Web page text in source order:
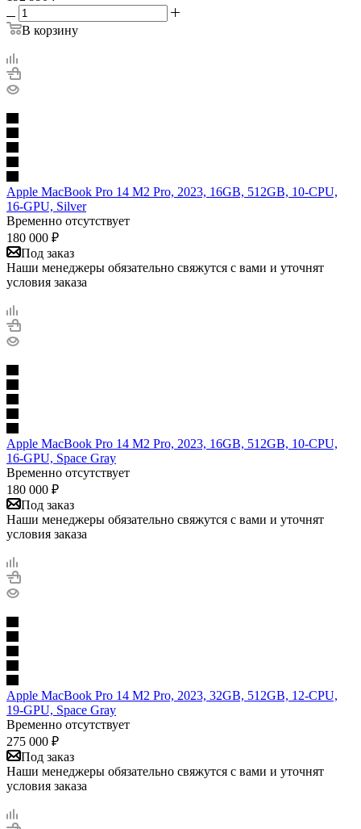
В корзину
Apple MacBook Pro 14 M2 Pro, 2023, 16GB, 512GB, 10-CPU,
16-GPU, Silver
Временно отсутствует
180 000 ₽
Под заказ
Наши менеджеры обязательно свяжутся с вами и уточнят
условия заказа
Apple MacBook Pro 14 M2 Pro, 2023, 16GB, 512GB, 10-CPU,
16-GPU, Space Gray
Временно отсутствует
180 000 ₽
Под заказ
Наши менеджеры обязательно свяжутся с вами и уточнят
условия заказа
Apple MacBook Pro 14 M2 Pro, 2023, 32GB, 512GB, 12-CPU,
19-GPU, Space Gray
Временно отсутствует
275 000 ₽
Под заказ
Наши менеджеры обязательно свяжутся с вами и уточнят
условия заказа